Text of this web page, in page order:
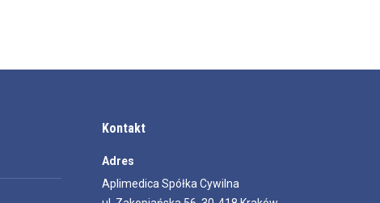
Kontakt
Adres
Aplimedica Spółka Cywilna